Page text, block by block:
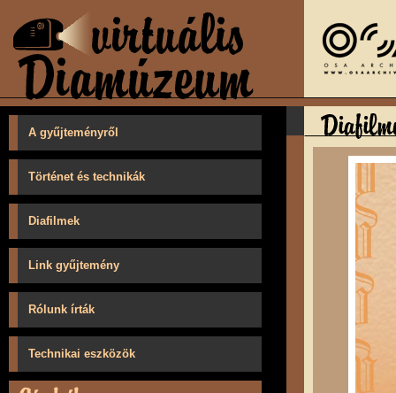
A gyűjteményről
Történet és technikák
Diafilmek
Link gyűjtemény
Rólunk írták
Technikai eszközök